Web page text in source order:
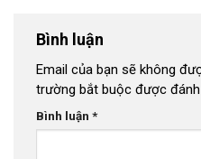
Bình luận
Email của bạn sẽ không
trường bắt buộc được đánh
Bình luận *